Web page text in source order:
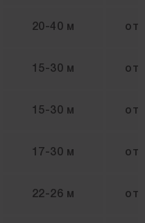
20-40 м от
15-30 м от
15-30 м от
17-30 м от
22-26 м от